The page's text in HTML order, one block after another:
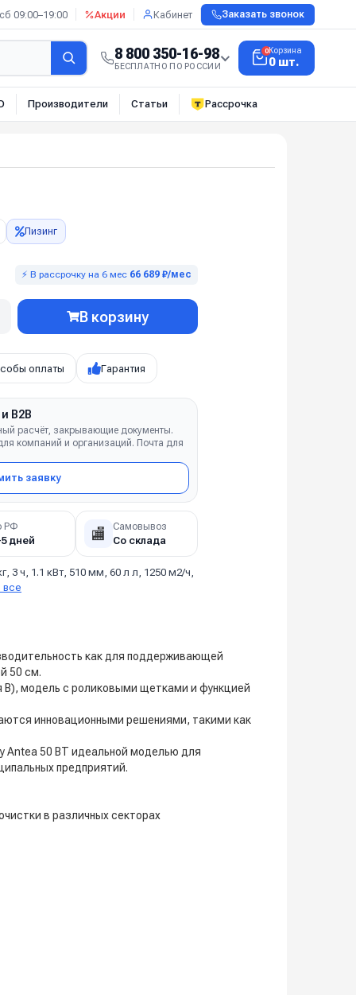
09:00–19:00 Акции Кабинет Заказать звонок
8 800 350-16-98
БЕСПЛАТНО ПО РОССИИ
0Корзина
0 шт.
Производители Статьи Рассрочка
Лизинг
⚡ В рассрочку на 6 мес 66 689 ₽/мес
В корзину
оплаты Гарантия
B2B
расчёт, закрывающие документы.
компаний и организаций. Почта для
заявку
РФ
дней 🏬 Самовывоз
Со склада
3 ч, 1.1 кВт, 510 мм, 60 л л, 1250 м2/ч,
все
как для поддерживающей
50 см.
B), модель с роликовыми щетками и функцией
инновационными решениями, такими как
Antea 50 BT идеальной моделью для
предприятий.
в различных секторах